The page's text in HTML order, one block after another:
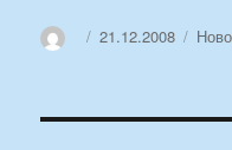
АвторОпубликовано
21.12.2008